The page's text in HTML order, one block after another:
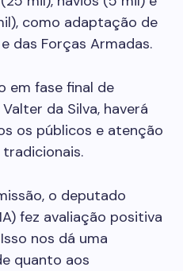
como adaptação de
das Forças Armadas.
em fase final de
da Silva, haverá
os públicos e atenção
o deputado
fez avaliação positiva
nos dá uma
quanto aos